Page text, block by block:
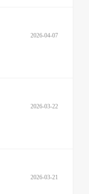
2026-04-07
2026-03-22
2026-03-21